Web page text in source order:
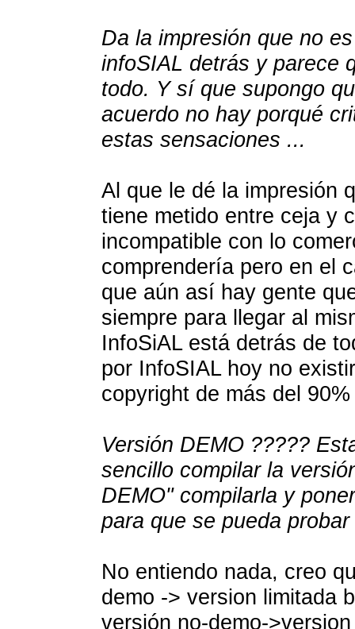
Da la impresión que no
infoSIAL detrás y parece
todo. Y sí que supongo
acuerdo no hay porqué
estas sensaciones ...
Al que le dé la impresión
tiene metido entre ceja y
incompatible con lo
comprendería pero en el
que aún así hay gente
siempre para llegar al
InfoSiAL está detrás de
por InfoSIAL hoy no
copyright de más del
Versión DEMO ?????
sencillo compilar la
DEMO" compilarla y
para que se pueda probar
No entiendo nada, creo
demo -> version limitada
versión no-demo-